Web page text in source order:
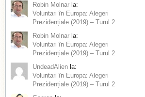
Robin Molnar la:
Voluntari în Europa: Alegeri
Prezidențiale (2019) – Turul 2
Robin Molnar la:
Voluntari în Europa: Alegeri
Prezidențiale (2019) – Turul 2
UndeadAlien la:
Voluntari în Europa: Alegeri
Prezidențiale (2019) – Turul 2